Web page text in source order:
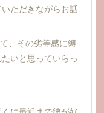
ただきながらお話
、その劣等感に縛
いと思っていらっ